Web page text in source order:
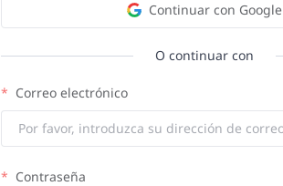
Continuar con Google
O continuar con
Correo electrónico
Contraseña